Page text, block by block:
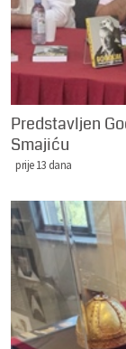
Predstavljen
Smajiću
prije 13 dana